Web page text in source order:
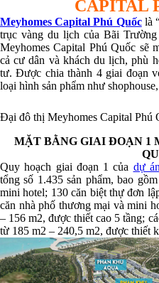
CAPITAL
Meyhomes Capital Phú Quốclà
trục vàng du lịch của Bãi
Meyhomes Capital Phú Quốc sẽ
cả cư dân và khách du lịch, phù
tư. Được chia thành 4 giai đoạn
loại hình sản phẩm như
Đại đô thị Meyhomes Capital Phú
MẶT BẰNG GIAI ĐOẠN 1
Quy hoạch giai đoạn 1 của dự
tổng số 1.435 sản phẩm, bao
mini hotel; 130 căn biệt thự đơn
căn nhà phố thương mại và mini
– 156 m2, được thiết cao 5 tầng;
từ 185 m2 – 240,5 m2, được thiết